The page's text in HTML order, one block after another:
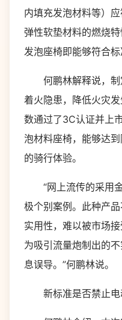
内填充发泡材料等）
弹性软垫材料的燃烧
发泡座椅即能够符合标
何鹏林解释说，制
着火隐患，降低火灾
数通过了3C认证并上
泡材料座椅，能够达
的骑行体验。
“网上流传的采用金
极个别案例。此种产
实用性，难以被市场
为吸引流量炮制出的
息误导。”何鹏林说。
新标准是否禁止电